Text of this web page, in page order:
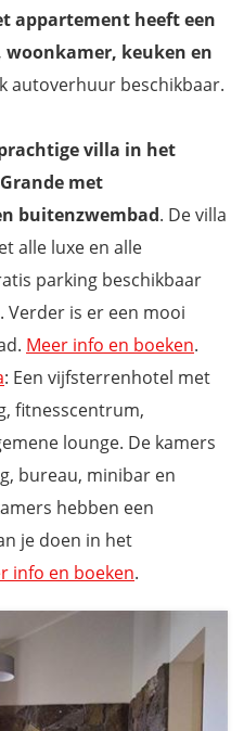
appartement heeft een
keuken en
autoverhuur beschikbaar.
villa in het
met
buitenzwembad. De villa
alle luxe en alle
parking beschikbaar
Verder is er een mooi
Meer info en boeken.
: Een vijfsterrenhotel met
fitnesscentrum,
lounge. De kamers
bureau, minibar en
hebben een
je doen in het
info en boeken.